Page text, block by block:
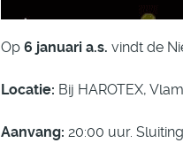
Op 6 januari a.s. vindt de
Locatie: Bij HAROTEX,
Aanvang: 20:00 uur.